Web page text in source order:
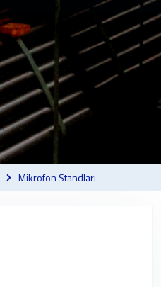
Mikrofon Standları